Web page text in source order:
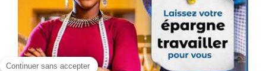
Continuer sans accepter